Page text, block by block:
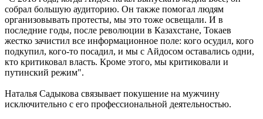
собрал большую аудиторию. Он также помогал людям
организовывать протесты, мы это тоже освещали. И в
последние годы, после революции в Казахстане, Токаев
жестко зачистил все информационное поле: кого осудил, кого
подкупил, кого-то посадил, и мы с Айдосом оставались одни,
кто критиковал власть. Кроме этого, мы критиковали и
путинский режим".
Наталья Садыкова связывает покушение на мужчину
исключительно с его профессиональной деятельностью.